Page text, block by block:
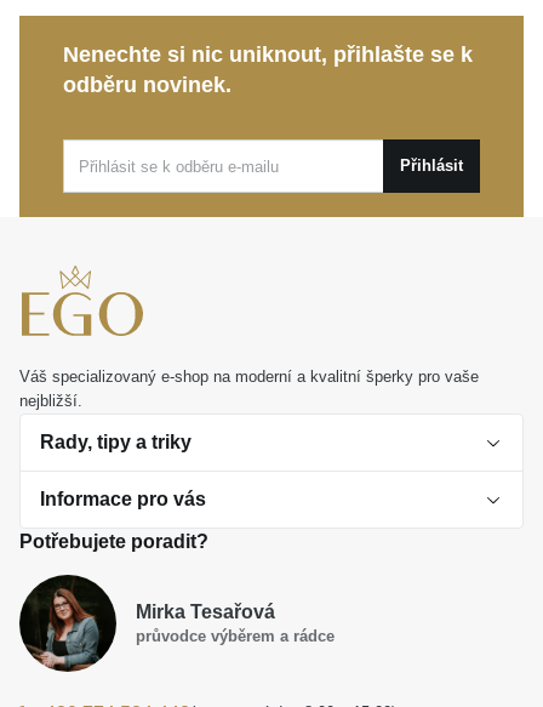
Nenechte si nic uniknout, přihlašte se k
odběru novinek.
Přihlásit
Váš specializovaný e-shop na moderní a kvalitní šperky pro vaše
nejbližší.
Rady, tipy a triky
O perlách
Jak vybrat perlový šperk
Dárková inspirace
Smaltované a korálkové šperky jako trend
Informace pro vás
Obchodní podmínky
Reklamační řád
Potřebujete poradit?
Mirka Tesařová
průvodce výběrem a rádce